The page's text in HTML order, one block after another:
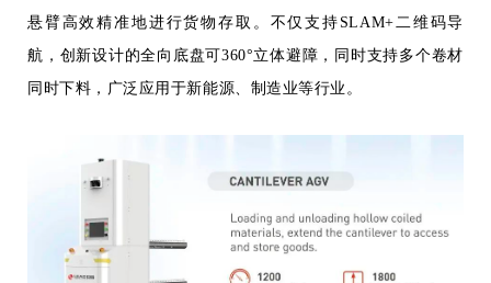
悬臂高效精准地进行货物存取。不仅支持SLAM+二维码导
航，创新设计的全向底盘可360°立体避障，同时支持多个卷材
同时下料，广泛应用于新能源、制造业等行业。